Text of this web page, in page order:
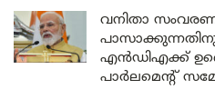
വനിതാ
എൻഡിഎക്ക്
പാർലമെന്റ്